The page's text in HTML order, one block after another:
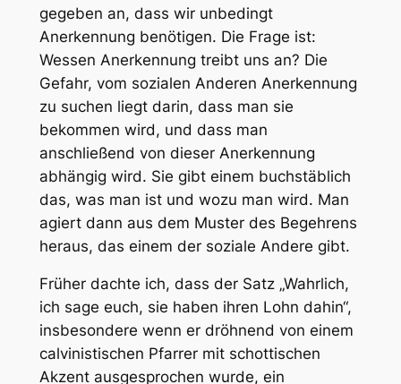
gegeben an, dass wir unbedingt
Anerkennung benötigen. Die Frage ist:
Wessen Anerkennung treibt uns an? Die
Gefahr, vom sozialen Anderen Anerkennung
zu suchen liegt darin, dass man sie
bekommen wird, und dass man
anschließend von dieser Anerkennung
abhängig wird. Sie gibt einem buchstäblich
das, was man ist und wozu man wird. Man
agiert dann aus dem Muster des Begehrens
heraus, das einem der soziale Andere gibt.
Früher dachte ich, dass der Satz „Wahrlich,
ich sage euch, sie haben ihren Lohn dahin“,
insbesondere wenn er dröhnend von einem
calvinistischen Pfarrer mit schottischen
Akzent ausgesprochen wurde, ein